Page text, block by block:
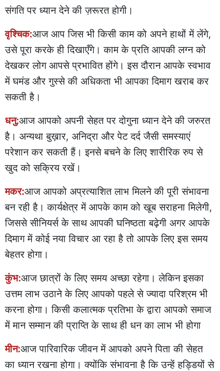
संगति पर ध्यान देने की ज़रूरत होगी।
वृश्चिक:आज आप जिस भी किसी काम को अपने हाथों में लेंगे,
उसे पूरा करके ही दिखाएँगे। काम के प्रति आपकी लग्न को
देखकर लोग आपसे प्रभावित होंगे। इस दौरान आपके स्वभाव
में घमंड और गुस्से की अधिकता भी आपका दिमाग खराब कर
सकती है।
धनु:आज आपको अपनी सेहत पर दोगुना ध्यान देने की जरुरत
है। अन्यथा बुख़ार, अनिद्रा और पेट दर्द जैसी समस्याएं
परेशान कर सकती हैं। इनसे बचने के लिए शारीरिक रुप से
खुद को सक्रिय रखें।
मकर:आज आपको अप्रत्याशित लाभ मिलने की पूरी संभावना
बन रही है। कार्यक्षेत्र में आपके काम को खूब सराहना मिलेगी,
जिससे सीनियर्स के साथ आपकी घनिष्ठता बढ़ेगी अगर आपके
दिमाग में कोई नया विचार आ रहा है तो आपके लिए इस समय
बेहतर होगा।
कुंभ:आज छात्रों के लिए समय अच्छा रहेगा। लेकिन इसका
उत्तम लाभ उठाने के लिए आपको पहले से ज्यादा परिश्रम भी
करना होगा। किसी कलात्मक प्रतिभा के द्वारा आपको समाज
में मान सम्मान की प्राप्ति के साथ ही धन का लाभ भी होगा
मीन:आज पारिवारिक जीवन में आपको अपने पिता की सेहत
का ध्यान रखना होगा। क्योंकि संभावना है कि उन्हें हड्डियों से